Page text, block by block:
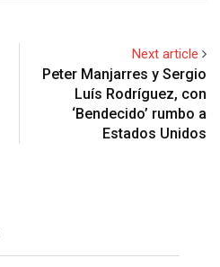
Next article
Peter Manjarres y Sergio
Luís Rodríguez, con
‘Bendecido’ rumbo a
Estados Unidos